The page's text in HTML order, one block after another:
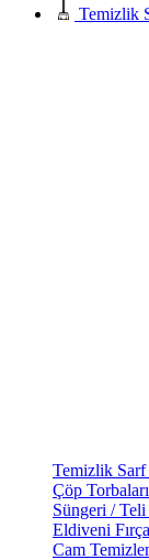
Temizlik
Temizlik
Çöp Torbaları
Süngeri / Teli
Eldiveni
Cam